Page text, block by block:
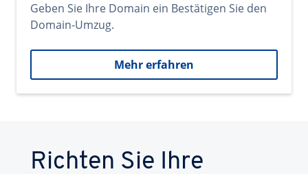
Geben Sie Ihre Domain ein Bestätigen Sie den
Domain-Umzug.
Mehr erfahren
Richten Sie Ihre